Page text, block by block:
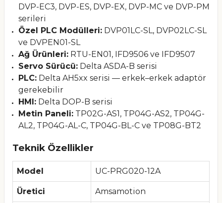
DVP-EC3, DVP-ES, DVP-EX, DVP-MC ve DVP-PM
serileri
Özel PLC Modülleri: DVP01LC-SL, DVP02LC-SL
ve DVPEN01-SL
Ağ Ürünleri: RTU-EN01, IFD9506 ve IFD9507
Servo Sürücü: Delta ASDA-B serisi
PLC: Delta AH5xx serisi — erkek–erkek adaptör
gerekebilir
HMI: Delta DOP-B serisi
Metin Paneli: TP02G-AS1, TP04G-AS2, TP04G-
AL2, TP04G-AL-C, TP04G-BL-C ve TP08G-BT2
Teknik Özellikler
Model UC-PRG020-12A
Üretici Amsamotion